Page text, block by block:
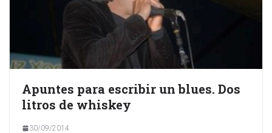
Apuntes para escribir un blues. Dos
litros de whiskey
30/09/2014